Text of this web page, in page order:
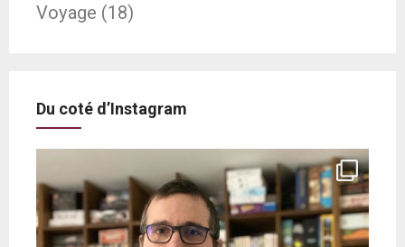
Voyage (18)
Du coté d’Instagram